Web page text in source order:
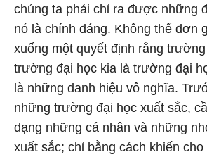
chúng ta phải chỉ ra được những
nó là chính đáng. Không thể đơn
xuống một quyết định rằng
trường đại học kia là trường đại
là những danh hiệu vô nghĩa.
những trường đại học xuất sắc,
dạng những cá nhân và những
xuất sắc; chỉ bằng cách khiến